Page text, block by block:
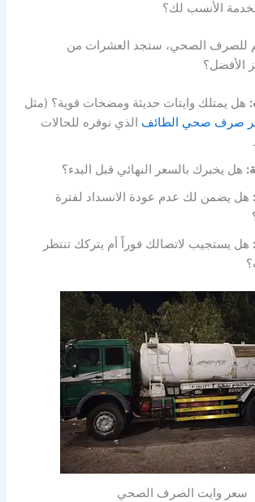
الأنسب لك؟
للصرف الصحي، ستجد العشرات من
الأفضل؟
هل يمتلك وايتات حديثة ومضخات قوية؟ (مثل
صرف صحي الطائف الذي نوفره للحالات
هل يخبرك بالسعر النهائي قبل البدء؟
هل يضمن لك عدم عودة الانسداد لفترة
هل يستجيب لاتصالك فوراً أم يتركك تنتظر
سعر وايت الصرف الصحي